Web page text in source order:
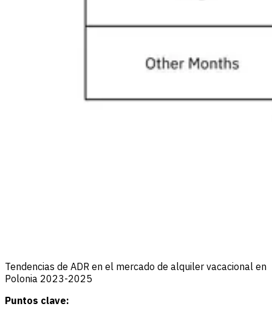
Tendencias de ADR en el mercado de alquiler vacacional en
Polonia 2023-2025
Puntos clave: